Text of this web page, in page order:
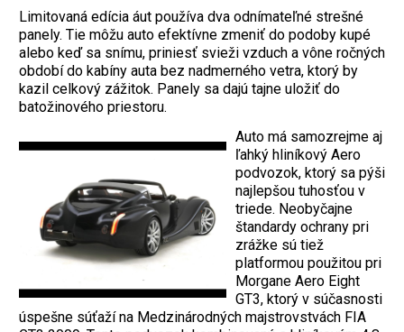
Limitovaná edícia áut používa dva odnímateľné strešné
panely. Tie môžu auto efektívne zmeniť do podoby kupé
alebo keď sa snímu, priniesť svieži vzduch a vône ročných
období do kabíny auta bez nadmerného vetra, ktorý by
kazil celkový zážitok. Panely sa dajú tajne uložiť do
batožinového priestoru.
Auto má samozrejme aj
ľahký hliníkový Aero
podvozok, ktorý sa pýši
najlepšou tuhosťou v
triede. Neobyčajne
štandardy ochrany pri
zrážke sú tiež
platformou použitou pri
Morgane Aero Eight
GT3, ktorý v súčasnosti
úspešne súťaží na Medzinárodných majstrovstvách FIA